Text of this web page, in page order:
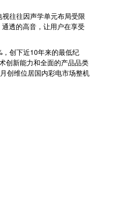
往往因声学单元布局受限
透的高音，让用户在享受
创下近10年来的最低纪
创新能力和全面的产品品类
创维位居国内彩电市场整机